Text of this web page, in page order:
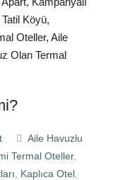
Aile Havuzlu
Termal Oteller,
Kaplıca Otel,